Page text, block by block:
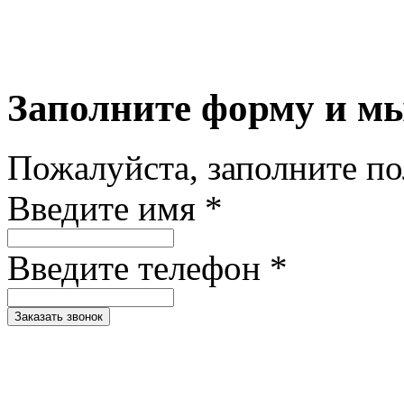
Заполните форму и
Пожалуйста, заполните
Введите имя *
Введите телефон *